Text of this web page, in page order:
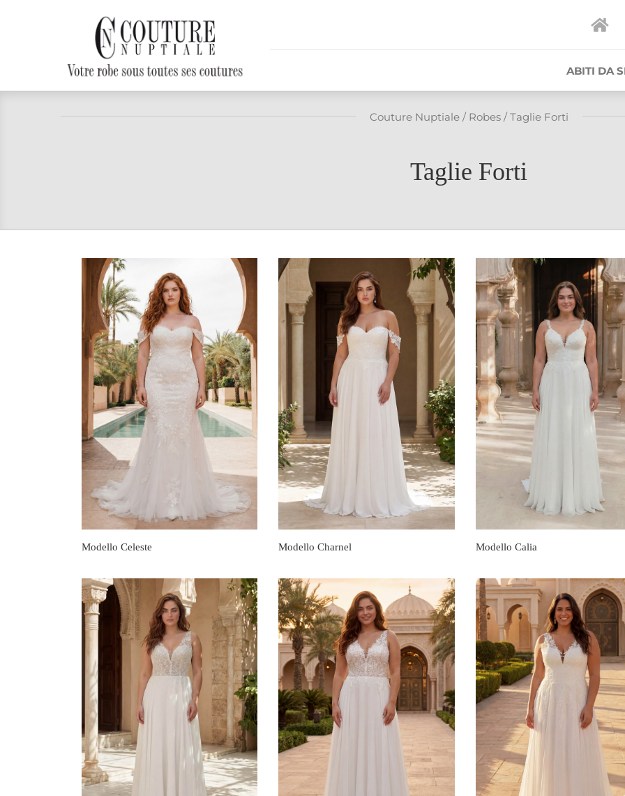
ABITI DA
Couture Nuptiale/ Robes/Taglie Forti
Taglie Forti
Modello Celeste Modello Charnel Modello Calia